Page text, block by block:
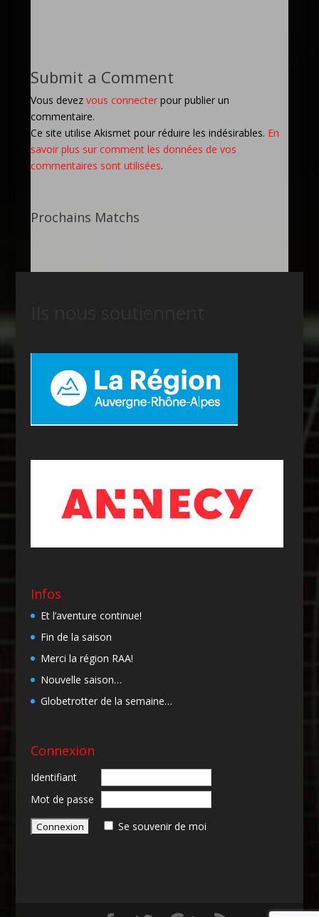
Submit a Comment
Vous devez vous connecterpour publier un
commentaire.
Ce site utilise Akismet pour réduire les indésirables. En
savoir plus sur comment les données de vos
commentaires sont utilisées.
Prochains Matchs
Infos
Et l’aventure continue!
Fin de la saison
Merci la région RAA!
Nouvelle saison…
Globetrotter de la semaine…
Connexion
Identifiant
Mot de passe
Se souvenir de moi